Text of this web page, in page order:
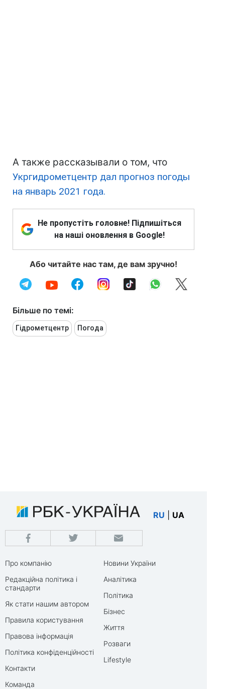
А также рассказывали о том, что
Укргидрометцентр дал прогноз погоды
на январь 2021 года.
Не пропустіть головне! Підпишіться
на наші оновлення в Google!
Або читайте нас там, де вам зручно!
Більше по темі:
Гідрометцентр Погода
RU UA
Про компанію
Редакційна політика і
стандарти
Як стати нашим автором
Правила користування
Правова інформація
Політика конфіденційності
Контакти
Команда
Новини України
Аналітика
Політика
Бізнес
Життя
Розваги
Lifestyle